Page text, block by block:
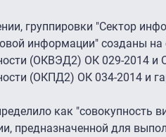
группировки "Сектор
информации" созданы
(ОКВЭД2) ОК 029-2014 и
(ОКПД2) ОК 034-2014 и
как "совокупность
предназначенной для